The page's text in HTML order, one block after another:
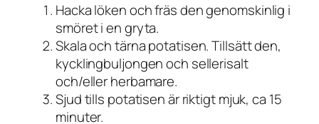
Hacka löken och fräs den genomskinlig i
smöret i en gryta.
Skala och tärna potatisen. Tillsätt den,
kycklingbuljongen och sellerisalt
och/eller herbamare.
Sjud tills potatisen är riktigt mjuk, ca 15
minuter.